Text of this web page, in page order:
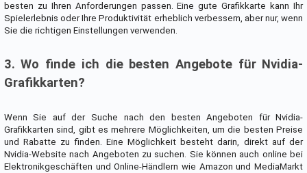
besten zu Ihren Anforderungen passen. Eine gute Grafikkarte kann Ihr
Spielerlebnis oder Ihre Produktivität erheblich verbessern, aber nur, wenn
Sie die richtigen Einstellungen verwenden.
3. Wo finde ich die besten Angebote für Nvidia-
Grafikkarten?
Wenn Sie auf der Suche nach den besten Angeboten für Nvidia-
Grafikkarten sind, gibt es mehrere Möglichkeiten, um die besten Preise
und Rabatte zu finden. Eine Möglichkeit besteht darin, direkt auf der
Nvidia-Website nach Angeboten zu suchen. Sie können auch online bei
Elektronikgeschäften und Online-Händlern wie Amazon und MediaMarkt